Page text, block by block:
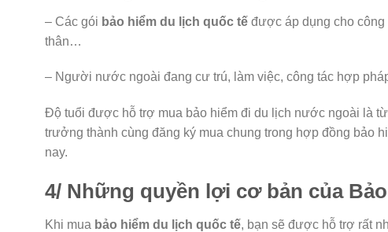
– Các gói bảo hiểm du lịch quốc tế được áp dụng cho công
thân…
– Người nước ngoài đang cư trú, làm việc, công tác hợp
Độ tuổi được hỗ trợ mua bảo hiểm đi du lịch nước ngoài là
trưởng thành cùng đăng ký mua chung trong hợp đồng bảo
nay.
4/ Những quyền lợi cơ bản của
Khi mua bảo hiểm du lịch quốc tế, bạn sẽ được hỗ trợ rất